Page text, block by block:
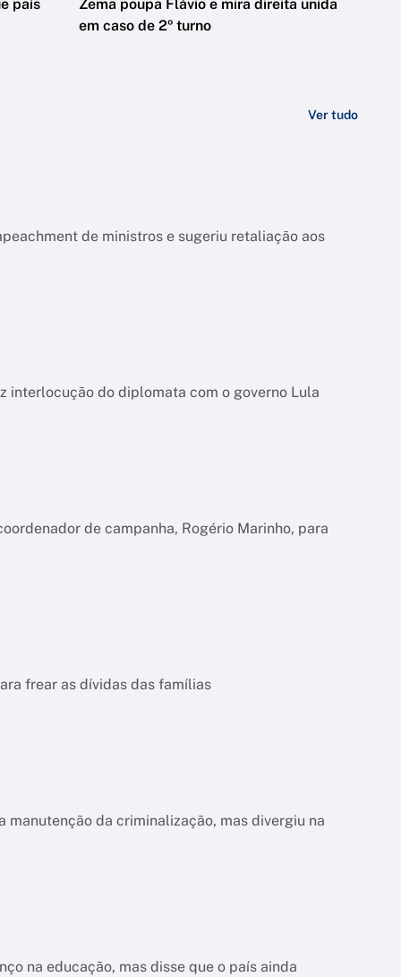
país
Zema poupa Flávio e mira direita unida
em caso de 2º turno
Ver tudo
de ministros e sugeriu retaliação aos
interlocução do diplomata com o governo Lula
de campanha, Rogério Marinho, para
frear as dívidas das famílias
da criminalização, mas divergiu na
na educação, mas disse que o país ainda